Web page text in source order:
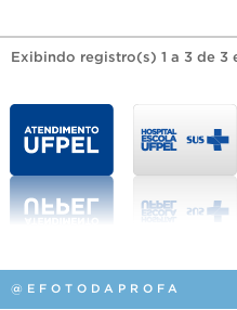
Exibindo registro(s) 1 a 3 de 3
@EFOTODAPROFA